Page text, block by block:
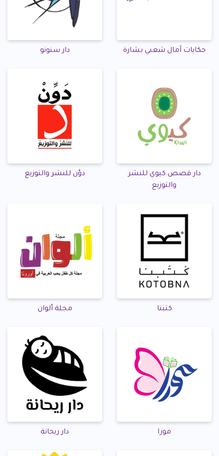
حكايات آمال شعبي بشارة دار سنونو
دار قصص كيوي للنشر
والتوزيع
دوّن للنشر والتوزيع
كتبنا مجلة ألوان
مورا دار ريحانة